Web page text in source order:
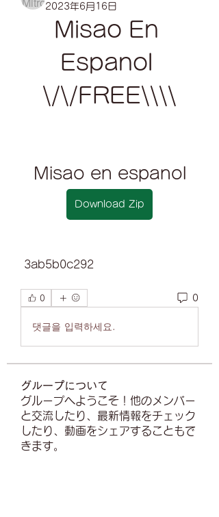
2023年6月16日
Misao En
Espanol
\/\/FREE\\\\
Misao en espanol
Download Zip
3ab5b0c292
0 0
댓글을 입력하세요.
グループについて
グループへようこそ！他のメンバー
と交流したり、最新情報をチェック
したり、動画をシェアすることもで
きます。